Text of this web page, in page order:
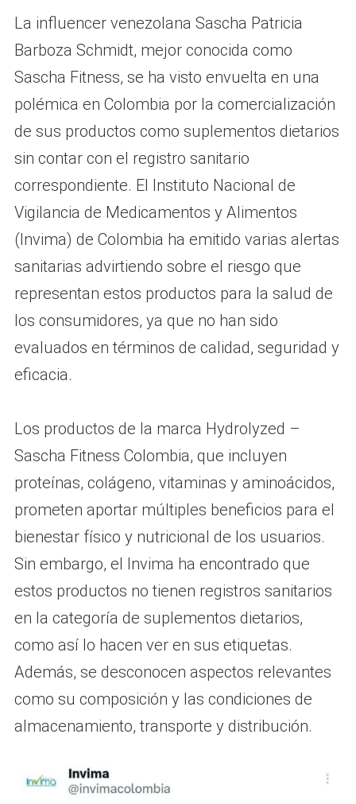
La influencer venezolana Sascha Patricia
Barboza Schmidt, mejor conocida como
Sascha Fitness, se ha visto envuelta en una
polémica en Colombia por la comercialización
de sus productos como suplementos dietarios
sin contar con el registro sanitario
correspondiente. El Instituto Nacional de
Vigilancia de Medicamentos y Alimentos
(Invima) de Colombia ha emitido varias alertas
sanitarias advirtiendo sobre el riesgo que
representan estos productos para la salud de
los consumidores, ya que no han sido
evaluados en términos de calidad, seguridad y
eficacia.
Los productos de la marca Hydrolyzed –
Sascha Fitness Colombia, que incluyen
proteínas, colágeno, vitaminas y aminoácidos,
prometen aportar múltiples beneficios para el
bienestar físico y nutricional de los usuarios.
Sin embargo, el Invima ha encontrado que
estos productos no tienen registros sanitarios
en la categoría de suplementos dietarios,
como así lo hacen ver en sus etiquetas.
Además, se desconocen aspectos relevantes
como su composición y las condiciones de
almacenamiento, transporte y distribución.